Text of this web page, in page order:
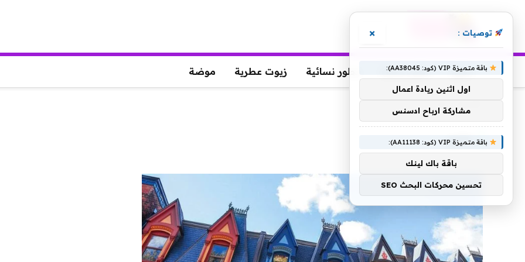
عطور عطور رجالية عطور نسائية زيوت عطرية موضة
مانور
توصيات : ×
باقة متميزة VIP (كود: AA38045):
اول اثنين ريادة اعمال
مشاركة ارباح ادسنس
باقة متميزة VIP (كود: AA11138):
باقة باك لينك
تحسين محركات البحث SEO